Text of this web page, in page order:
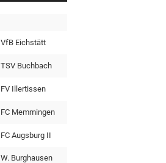
VfB Eichstätt
TSV Buchbach
FV Illertissen
FC Memmingen
FC Augsburg II
W. Burghausen